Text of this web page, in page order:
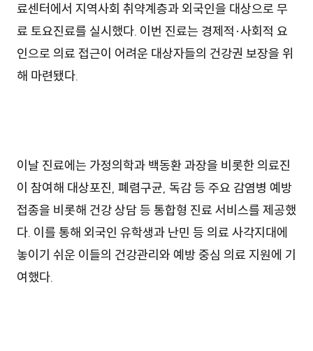
료센터에서 지역사회 취약계층과 외국인을 대상으로 무
료 토요진료를 실시했다. 이번 진료는 경제적·사회적 요
인으로 의료 접근이 어려운 대상자들의 건강권 보장을 위
해 마련됐다.
이날 진료에는 가정의학과 백동환 과장을 비롯한 의료진
이 참여해 대상포진, 폐렴구균, 독감 등 주요 감염병 예방
접종을 비롯해 건강 상담 등 통합형 진료 서비스를 제공했
다. 이를 통해 외국인 유학생과 난민 등 의료 사각지대에
놓이기 쉬운 이들의 건강관리와 예방 중심 의료 지원에 기
여했다.